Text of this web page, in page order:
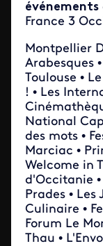
événements
France 3
Montpellier
Arabesques
Toulouse •
! • Les
National
des mots •
Marciac •
Welcome in
d'Occitanie •
Prades •
Culinaire •
Forum Le
Thau •